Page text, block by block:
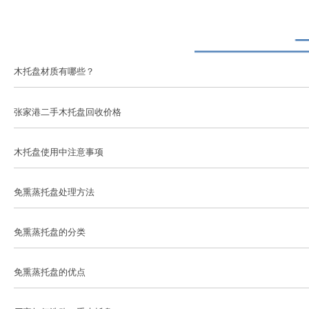
木托盘材质有哪些？
张家港二手木托盘回收价格
木托盘使用中注意事项
免熏蒸托盘处理方法
免熏蒸托盘的分类
免熏蒸托盘的优点